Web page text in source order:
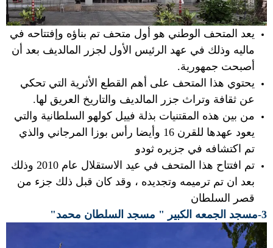
يعد المتحف الوطني هو أول متحف تم بناؤه وإفتتاحه في
ماليه وذلك في عهد الرئيس الأول لجزر المالديف بعد أن
أصبحت جمهورية.
يحتوي هذا المتحف على أهم القطع الأثرية التي تحكي
عن ثقافة وتراث جزر المالديف والتاريخ العريق لها.
من بين هذه المقتنيات بذلة فييل كولهو السلطانية والتي
يعود عهدها للقرن 16 وأيضا رأس بوزا المرجاني والذي
تم اكتشافه في جزيره ثودو
تم افتتاح هذا المتحف في عيد الاستقلال عام 2010 وذلك
بعد ان تم ترميمه وتجديده ، وقد كان قبل ذلك جزء من
قصر السلطان
3-مسجد الجمعه الكبير " مسجد السلطان محمد"